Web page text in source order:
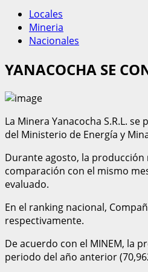
Locales
Mineria
Nacionales
YANACOCHA SE
La Minera Yanacocha S.R.L.
del Ministerio de Energía y
Durante agosto, la producción
comparación con el mismo
evaluado.
En el ranking nacional,
respectivamente.
De acuerdo con el MINEM, la
periodo del año anterior